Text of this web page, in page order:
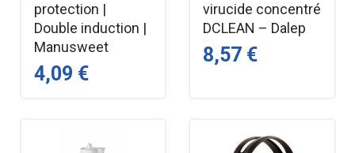
protection |
Double induction |
Manusweet
4,09 €
virucide concentré
DCLEAN – Dalep
8,57 €